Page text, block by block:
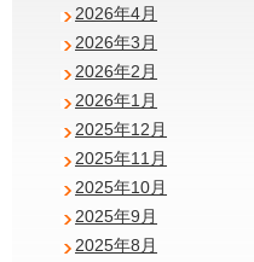
2026年4月
2026年3月
2026年2月
2026年1月
2025年12月
2025年11月
2025年10月
2025年9月
2025年8月